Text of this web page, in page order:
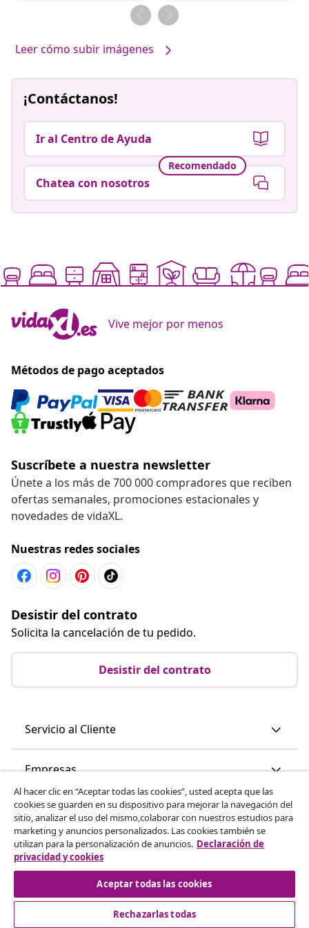
por
Leer cómo subir imágenes
¡Contáctanos!
Ir al Centro de Ayuda
Recomendado
Chatea con nosotros
Vive mejor por menos
Métodos de pago aceptados
Suscríbete a nuestra newsletter
Únete a los más de 700 000 compradores que reciben
ofertas semanales, promociones estacionales y
novedades de vidaXL.
Nuestras redes sociales
Desistir del contrato
Solicita la cancelación de tu pedido.
Desistir del contrato
Servicio al Cliente
Empresas
vidaXL
Descubre mas
Al hacer clic en “Aceptar todas las cookies”, usted acepta que las
cookies se guarden en su dispositivo para mejorar la navegación del
sitio, analizar el uso del mismo,colaborar con nuestros estudios para
marketing y anuncios personalizados. Las cookies también se
utilizan para la personalización de anuncios. Declaración de
privacidad y cookies
Aceptar todas las cookies
Rechazarlas todas